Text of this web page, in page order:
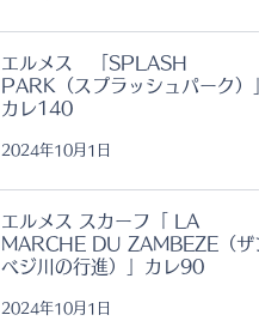
エルメス 「SPLASH
PARK（スプラッシュパーク）
カレ140
2024年10月1日
エルメス スカーフ「 LA
MARCHE DU ZAMBEZE（ザ
ベジ川の行進）」カレ90
2024年10月1日